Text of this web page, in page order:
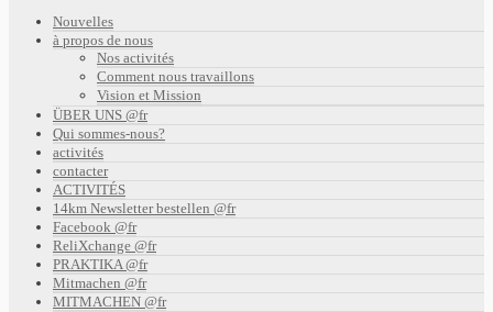
Nouvelles
à propos de nous
Nos activités
Comment nous travaillons
Vision et Mission
ÜBER UNS @fr
Qui sommes-nous?
activités
contacter
ACTIVITÉS
14km Newsletter bestellen @fr
Facebook @fr
ReliXchange @fr
PRAKTIKA @fr
Mitmachen @fr
MITMACHEN @fr